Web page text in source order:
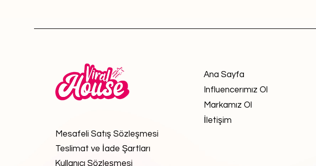
Mesafeli Satış Sözleşmesi
Teslimat ve İade Şartları
Kullanıcı Sözleşmesi
Ana Sayfa
Influencerımız Ol
Markamız Ol
İletişim